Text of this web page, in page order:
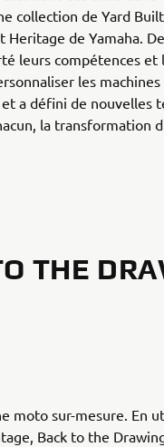
collection de Yard
Heritage de Yamaha.
leurs compétences
les
a défini de nouvelles
la transformation
THE
moto sur-mesure. En
Back to the